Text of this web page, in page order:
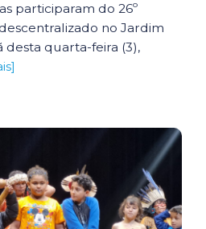
participaram do 26º
no Jardim
desta quarta-feira (3),